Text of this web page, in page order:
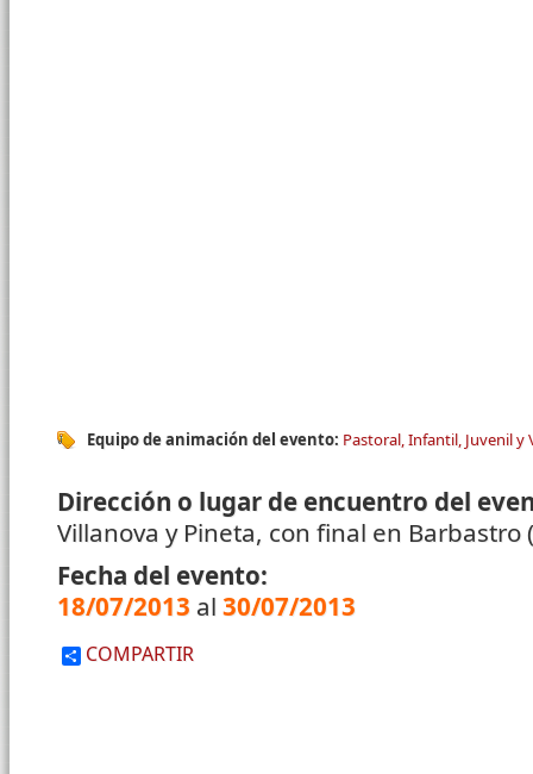
Equipo de animación del evento: Pastoral, Infantil, Juvenil y
Dirección o lugar de encuentro del
Villanova y Pineta, con final en Barbastro
Fecha del evento:
18/07/2013 al 30/07/2013
COMPARTIR